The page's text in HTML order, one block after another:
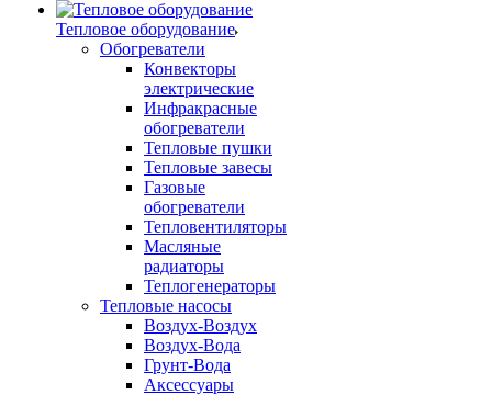
Тепловое оборудование
Обогреватели
Конвекторы
электрические
Инфракрасные
обогреватели
Тепловые пушки
Тепловые завесы
Газовые
обогреватели
Тепловентиляторы
Масляные
радиаторы
Теплогенераторы
Тепловые насосы
Воздух-Воздух
Воздух-Вода
Грунт-Вода
Аксессуары